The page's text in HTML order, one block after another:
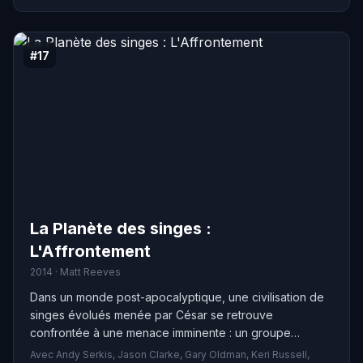
résiste à ses avances autant qu'elle peut, mais finit par
succomber à Lewt, ce qui provoque un conflit
dramatique dans la famille McCanles.
#17
La Planète des singes :
L'Affrontement
2014 · Matt Reeves
Dans un monde post-apocalyptique, une civilisation de
singes évolués menée par César se retrouve
confrontée à une menace imminente : un groupe
d'humains a survécu à un virus qui a décimé la
Avec Andy Serkis, Jason Clarke, Gary Oldman, Keri Russell,